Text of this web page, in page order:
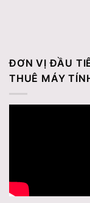
ĐƠN VỊ ĐẦU
THUÊ MÁY